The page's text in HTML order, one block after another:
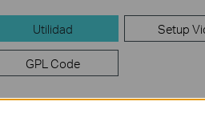
Utilidad Setup
GPL Code